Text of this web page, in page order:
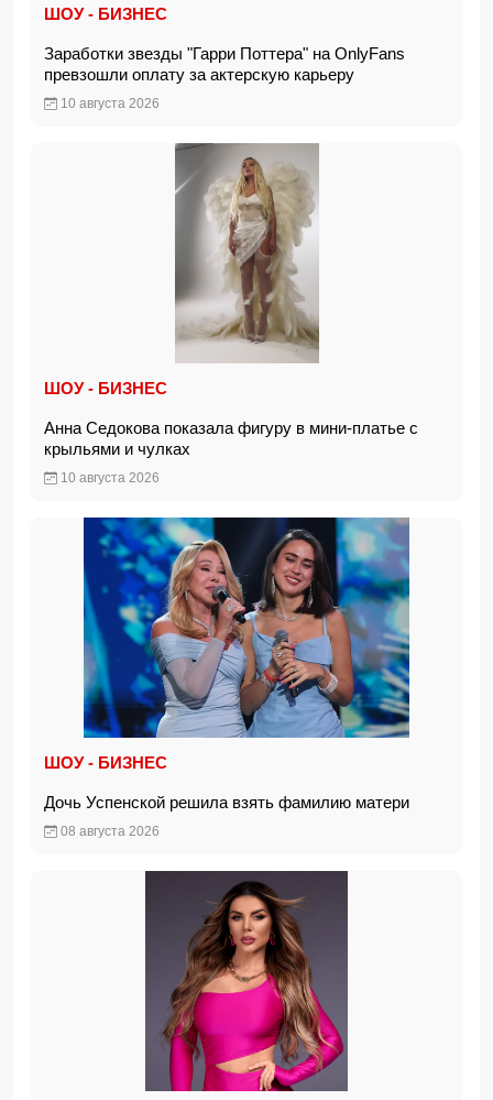
ШОУ - БИЗНЕС
Заработки звезды "Гарри Поттера" на OnlyFans
превзошли оплату за актерскую карьеру
10 августа 2026
ШОУ - БИЗНЕС
Анна Седокова показала фигуру в мини-платье с
крыльями и чулках
10 августа 2026
ШОУ - БИЗНЕС
Дочь Успенской решила взять фамилию матери
08 августа 2026